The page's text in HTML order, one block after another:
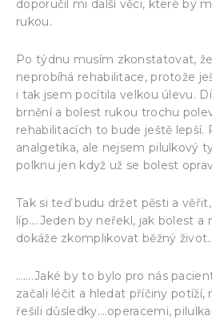
doporučil mi další věci, které by
rukou.
Po týdnu musím zkonstatovat,
neprobíhá rehabilitace, protože
i tak jsem pocítila velkou úlevu.
brnění a bolest rukou trochu
rehabilitacích to bude ještě lepší.
analgetika, ale nejsem pilulkový
polknu jen když už se bolest
Tak si teď budu držet pěsti a
líp….Jeden by neřekl, jak bolest a
dokáže zkomplikovat běžný
…….Jaké by to bylo pro nás
začali léčit a hledat příčiny potíží,
řešili důsledky….operacemi,